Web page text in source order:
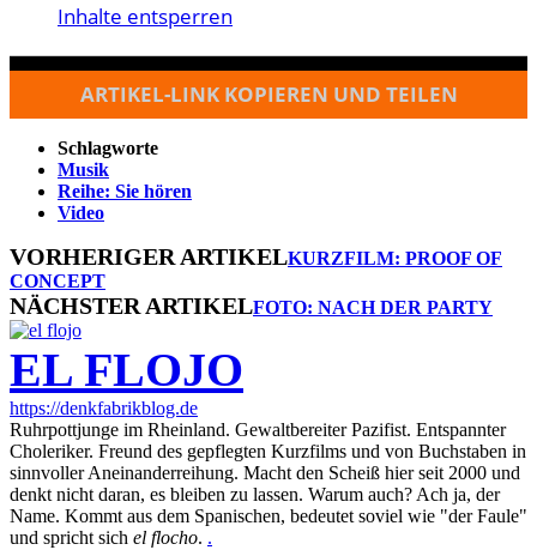
Inhalte entsperren
ARTIKEL-LINK KOPIEREN UND TEILEN
Schlagworte
Musik
Reihe: Sie hören
Video
VORHERIGER ARTIKELKURZFILM: PROOF OF
CONCEPT
NÄCHSTER ARTIKELFOTO: NACH DER PARTY
EL FLOJO
https://denkfabrikblog.de
Ruhrpottjunge im Rheinland. Gewaltbereiter Pazifist. Entspannter
Choleriker. Freund des gepflegten Kurzfilms und von Buchstaben in
sinnvoller Aneinanderreihung. Macht den Scheiß hier seit 2000 und
denkt nicht daran, es bleiben zu lassen. Warum auch? Ach ja, der
Name. Kommt aus dem Spanischen, bedeutet soviel wie "der Faule"
und spricht sich el flocho. .